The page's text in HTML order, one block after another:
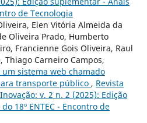
de Tecnologia
Elen Vitória Almeida da
Oliveira Prado, Humberto
Francienne Gois Oliveira, Raul
Thiago Carneiro Campos,
sistema web chamado
transporte público , Revista
v. 2 n. 2 (2025): Edição
18º ENTEC - Encontro de